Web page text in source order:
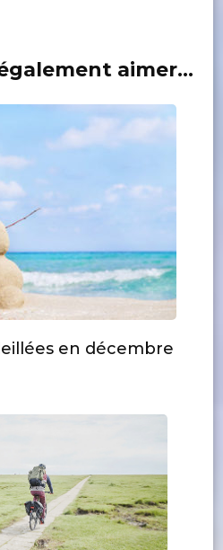
aimer...
en décembre